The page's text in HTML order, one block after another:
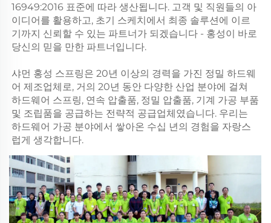
16949:2016 표준에 따라 생산됩니다. 고객 및 직원들의 아
이디어를 활용하고, 초기 스케치에서 최종 솔루션에 이르
기까지 신뢰할 수 있는 파트너가 되겠습니다 - 홍성이 바로
당신의 믿을 만한 파트너입니다.
샤먼 홍성 스프링은 20년 이상의 경력을 가진 정밀 하드웨
어 제조업체로, 거의 20년 동안 다양한 산업 분야에 걸쳐
하드웨어 스프링, 연속 압출품, 정밀 압출품, 기계 가공 부품
및 조립품을 공급하는 전략적 공급업체였습니다. 우리는
하드웨어 가공 분야에서 쌓아온 수십 년의 경험을 자랑스
럽게 생각합니다.